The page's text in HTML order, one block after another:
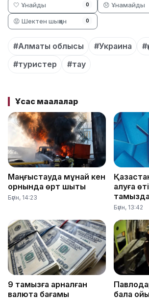
🤍 Ұнайды 0 😞 Ұнамайды
😡 Шектен шыққан 0
#Алматы облысы #Украина
#туристер
#тау
Ұқсас мақалалар
Маңғыстауда мұнай кен
орнында өрт шықты
Бүгін, 14:23
алуға
Бүгін, 13:42
9 тамызға арналған
валюта бағамы
бала